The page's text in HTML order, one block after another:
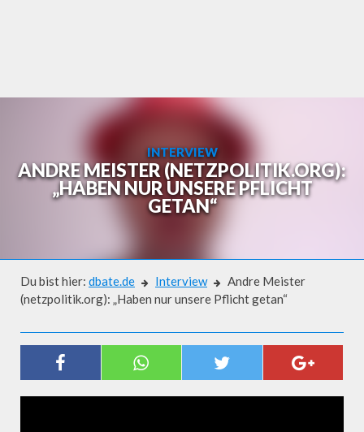
INTERVIEW
ANDRE MEISTER (NETZPOLITIK.ORG):
„HABEN NUR UNSERE PFLICHT
GETAN“
Du bist hier: dbate.de Interview
Andre Meister
(netzpolitik.org): „Haben nur unsere Pflicht getan“
ANDRE MEISTER
(NETZPOLITIK.ORG): „HABEN NUR
UNSERE PFLICHT GETAN“